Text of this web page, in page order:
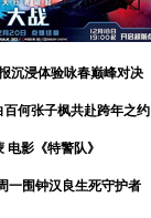
沉浸体验咏春巅峰对决
百何张子枫共赴跨年之约
电影《特警队》
一围钟汉良生死守护者